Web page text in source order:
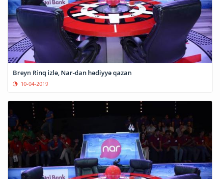
Breyn Rinq izlə, Nar-dan hədiyyə qazan
10-04-2019